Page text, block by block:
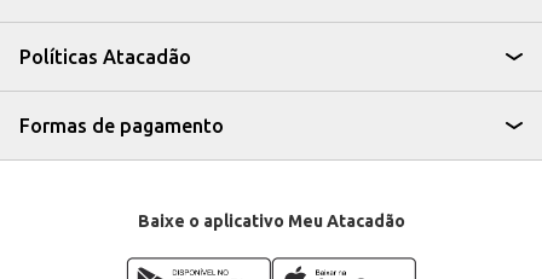
Políticas Atacadão
Formas de pagamento
Baixe o aplicativo Meu Atacadão